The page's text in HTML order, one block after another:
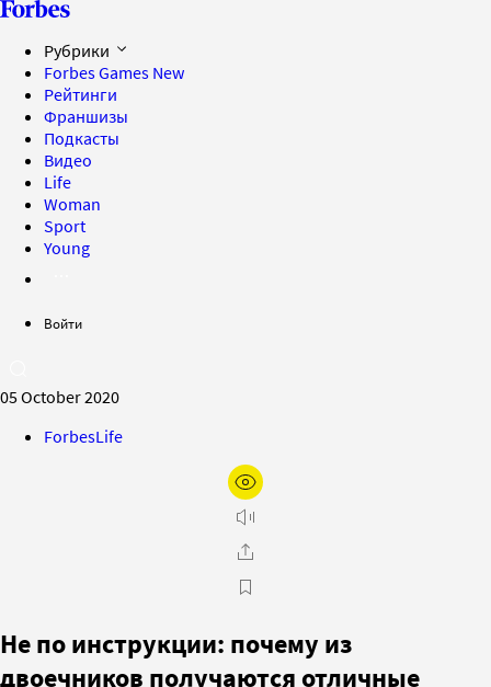
Рубрики
Forbes Games New
Рейтинги
Франшизы
Подкасты
Видео
Life
Woman
Sport
Young
Войти
05 October 2020
ForbesLife
Не по инструкции: почему из
двоечников получаются отличные